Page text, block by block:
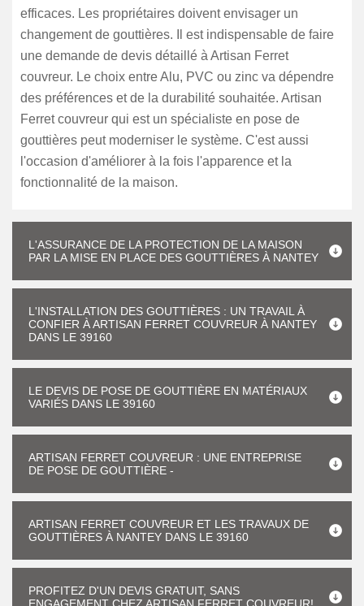
efficaces. Les propriétaires doivent envisager un
changement de gouttières. Il est indispensable de faire
une demande de devis détaillé à Artisan Ferret
couvreur. Le choix entre Alu, PVC ou zinc va dépendre
des préférences et de la durabilité souhaitée. Artisan
Ferret couvreur qui est un spécialiste en pose de
gouttières peut moderniser le système. C'est aussi
l'occasion d'améliorer à la fois l'apparence et la
fonctionnalité de la maison.
L'ASSURANCE DE LA PROTECTION DE LA MAISON
PAR LA MISE EN PLACE DES GOUTTIÈRES À NANTEY
L'INSTALLATION DES GOUTTIÈRES : UN TRAVAIL À
CONFIER À ARTISAN FERRET COUVREUR À NANTEY
DANS LE 39160
LE DEVIS DE POSE DE GOUTTIÈRE EN MATÉRIAUX
VARIÉS DANS LE 39160
ARTISAN FERRET COUVREUR : UNE ENTREPRISE
DE POSE DE GOUTTIÈRE -
ARTISAN FERRET COUVREUR ET LES TRAVAUX DE
GOUTTIÈRES À NANTEY DANS LE 39160
PROFITEZ D'UN DEVIS GRATUIT, SANS